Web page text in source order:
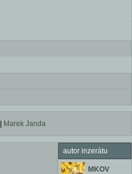
Marek Janda
autor inzerátu
MKOV